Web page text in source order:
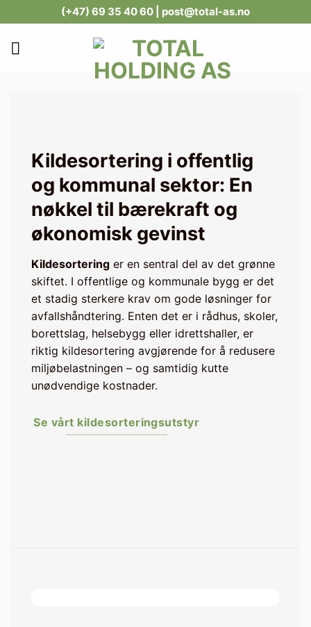
to
content
(+47) 69 35 40 60 | post@total-as.no
Kildesortering i offentlig
og kommunal sektor: En
nøkkel til bærekraft og
økonomisk gevinst
Kildesortering er en sentral del av det grønne
skiftet. I offentlige og kommunale bygg er det
et stadig sterkere krav om gode løsninger for
avfallshåndtering. Enten det er i rådhus, skoler,
borettslag, helsebygg eller idrettshaller, er
riktig kildesortering avgjørende for å redusere
miljøbelastningen – og samtidig kutte
unødvendige kostnader.
Se vårt kildesorteringsutstyr